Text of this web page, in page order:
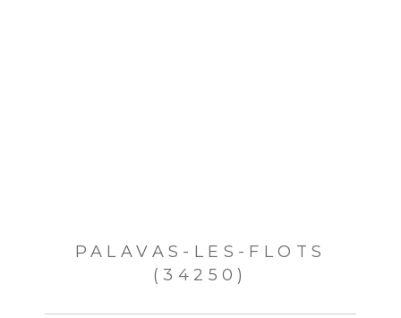
PALAVAS-LES-FLOTS
(34250)